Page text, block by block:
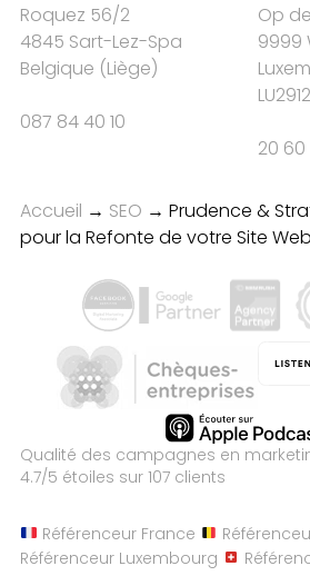
Roquez 56/2
4845 Sart-Lez-Spa
Belgique (Liège)
087 84 40 10
Op
9999
20
Accueil → SEO → Prudence &
pour la Refonte de votre Site Web
Qualité des campagnes en
4.7/5 étoiles sur 107 clients
Référenceur France
Référenceur Luxembourg